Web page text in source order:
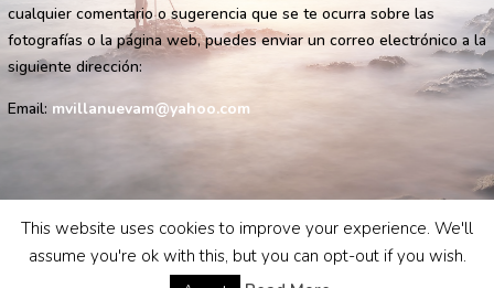
cualquier comentario o sugerencia que se te ocurra sobre las
fotografías o la página web, puedes enviar un correo electrónico a la
siguiente dirección:
Email: mvillanuevam@yahoo.com
This website uses cookies to improve your experience. We'll
assume you're ok with this, but you can opt-out if you wish.